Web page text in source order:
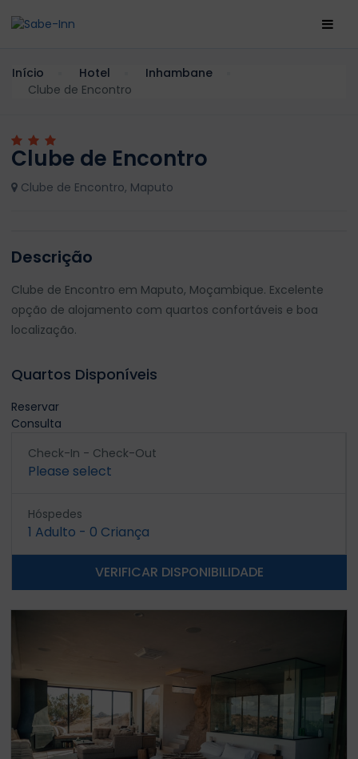
Início Hotel
Inhambane
Clube de Encontro
Clube de Encontro
Clube de Encontro, Maputo
Descrição
Clube de Encontro em Maputo, Moçambique. Excelente
opção de alojamento com quartos confortáveis e boa
localização.
Quartos Disponíveis
Reservar
Consulta
Check-In - Check-Out
Please select
Hóspedes
1 Adulto - 0 Criança
VERIFICAR DISPONIBILIDADE